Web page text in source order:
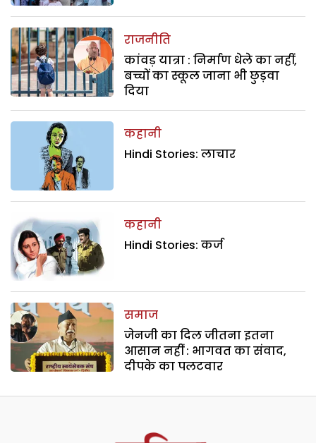
राजनीति
कांवड़ यात्रा : निर्माण धेले का नहीं,
बच्चों का स्कूल जाना भी छुड़वा
दिया
कहानी
Hindi Stories: लाचार
कहानी
Hindi Stories: कर्ज
समाज
जेनजी का दिल जीतना इतना
आसान नहीं : भागवत का संवाद,
दीपके का पलटवार